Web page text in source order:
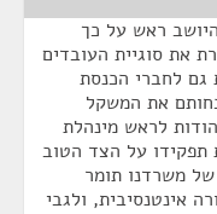
ראש על כך
את סוגיית העובדים
גם לחברי הכנסת
את המשקל
לראש מינהלת
תפקידו על הצד הטוב
משרדנו תומר
אינטנסיבית, ולגבי